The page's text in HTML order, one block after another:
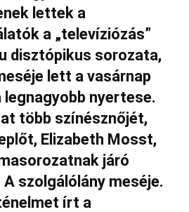
lettek a
a „televíziózás”
disztópikus sorozata,
lett a vasárnap
nyertese.
több színésznőjét,
Elizabeth Mosst,
járó
szolgálólány meséje.
írt a